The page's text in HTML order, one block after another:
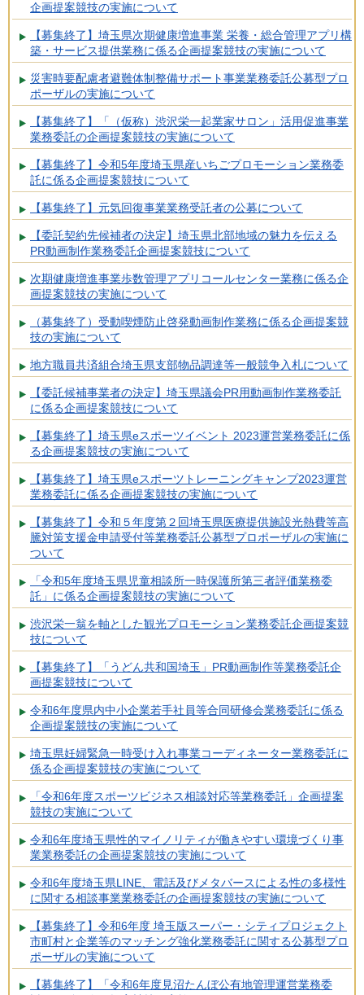
企画提案競技の実施について
【募集終了】埼玉県次期健康増進事業 栄養・総合管理アプリ構
築・サービス提供業務に係る企画提案競技の実施について
災害時要配慮者避難体制整備サポート事業業務委託公募型プロ
ポーザルの実施について
【募集終了】「（仮称）渋沢栄一起業家サロン」活用促進事業
業務委託の企画提案競技の実施について
【募集終了】令和5年度埼玉県産いちごプロモーション業務委
託に係る企画提案競技について
【募集終了】元気回復事業業務受託者の公募について
【委託契約先候補者の決定】埼玉県北部地域の魅力を伝える
PR動画制作業務委託企画提案競技について
次期健康増進事業歩数管理アプリコールセンター業務に係る企
画提案競技の実施について
（募集終了）受動喫煙防止啓発動画制作業務に係る企画提案競
技の実施について
地方職員共済組合埼玉県支部物品調達等一般競争入札について
【委託候補事業者の決定】埼玉県議会PR用動画制作業務委託
に係る企画提案競技について
【募集終了】埼玉県eスポーツイベント 2023運営業務委託に係
る企画提案競技の実施について
【募集終了】埼玉県eスポーツトレーニングキャンプ2023運営
業務委託に係る企画提案競技の実施について
【募集終了】令和５年度第２回埼玉県医療提供施設光熱費等高
騰対策支援金申請受付等業務委託公募型プロポーザルの実施に
ついて
「令和5年度埼玉県児童相談所一時保護所第三者評価業務委
託」に係る企画提案競技の実施について
渋沢栄一翁を軸とした観光プロモーション業務委託企画提案競
技について
【募集終了】「うどん共和国埼玉」PR動画制作等業務委託企
画提案競技について
令和6年度県内中小企業若手社員等合同研修会業務委託に係る
企画提案競技の実施について
埼玉県妊婦緊急一時受け入れ事業コーディネーター業務委託に
係る企画提案競技の実施について
「令和6年度スポーツビジネス相談対応等業務委託」企画提案
競技の実施について
令和6年度埼玉県性的マイノリティが働きやすい環境づくり事
業業務委託の企画提案競技の実施について
令和6年度埼玉県LINE、電話及びメタバースによる性の多様性
に関する相談事業業務委託の企画提案競技の実施について
【募集終了】令和6年度 埼玉版スーパー・シティプロジェクト
市町村と企業等のマッチング強化業務委託に関する公募型プロ
ポーザルの実施について
【募集終了】「令和6年度見沼たんぼ公有地管理運営業務委